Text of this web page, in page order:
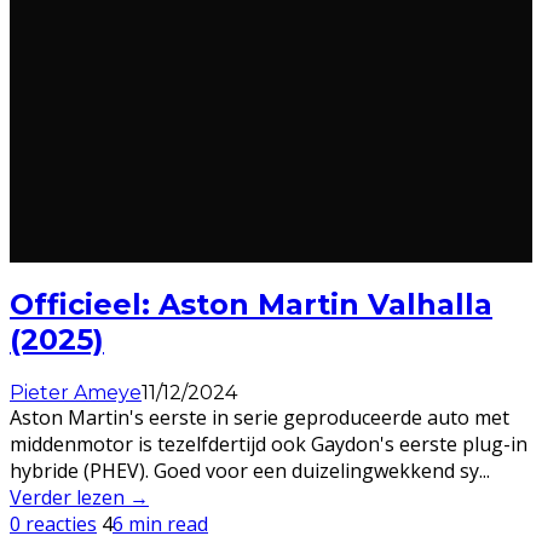
Officieel: Aston Martin Valhalla
(2025)
Pieter Ameye11/12/2024
Aston Martin's eerste in serie geproduceerde auto met
middenmotor is tezelfdertijd ook Gaydon's eerste plug-in
hybride (PHEV). Goed voor een duizelingwekkend sy...
Verder lezen →
0 reacties 46 min read